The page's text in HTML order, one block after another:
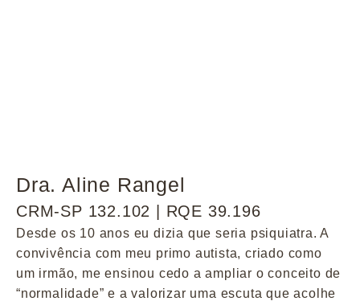
Dra. Aline Rangel
CRM-SP 132.102 | RQE 39.196
Desde os 10 anos eu dizia que seria psiquiatra. A
convivência com meu primo autista, criado como
um irmão, me ensinou cedo a ampliar o conceito de
“normalidade” e a valorizar uma escuta que acolhe